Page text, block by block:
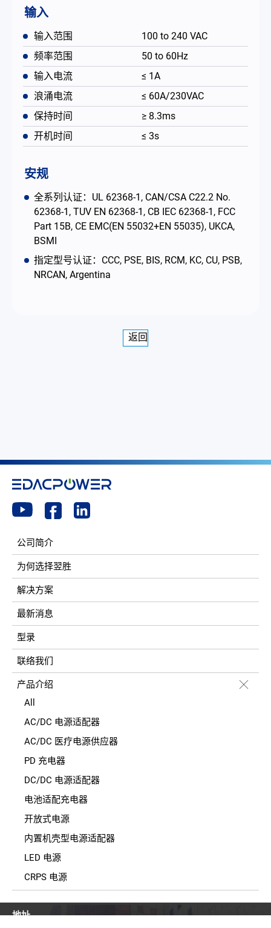
输入
输入范围
100 to 240 VAC
频率范围
50 to 60Hz
输入电流
≤ 1A
浪涌电流
≤ 60A/230VAC
保持时间
≥ 8.3ms
开机时间
≤ 3s
安规
全系列认证：UL 62368-1, CAN/CSA C22.2 No.
62368-1, TUV EN 62368-1, CB IEC 62368-1, FCC
Part 15B, CE EMC(EN 55032+EN 55035), UKCA,
BSMI
指定型号认证：CCC, PSE, BIS, RCM, KC, CU, PSB,
NRCAN, Argentina
返回
公司简介
为何选择翌胜
解决方案
最新消息
型录
联络我们
产品介绍
All
AC/DC 电源适配器
AC/DC 医疗电源供应器
PD 充电器
DC/DC 电源适配器
电池适配充电器
开放式电源
内置机壳型电源适配器
LED 电源
CRPS 电源
地址